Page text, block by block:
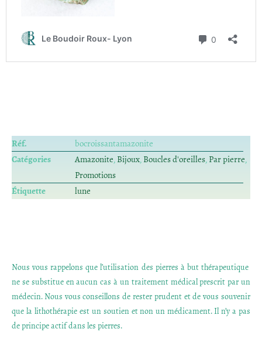
Réf.
bocroissantamazonite
Catégories
Amazonite,Bijoux,Boucles d'oreilles,Par pierre,
Promotions
Étiquette
lune
Nous vous rappelons que l’utilisation des pierres à but thérapeutique
ne se substitue en aucun cas à un traitement médical prescrit par un
médecin. Nous vous conseillons de rester prudent et de vous souvenir
que la lithothérapie est un soutien et non un médicament. Il n’y a pas
de principe actif dans les pierres.